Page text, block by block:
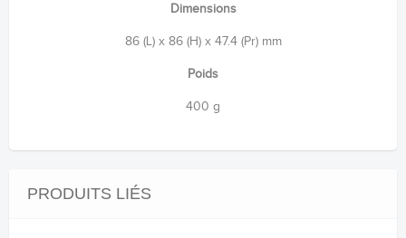
Dimensions
86 (L) x 86 (H) x 47.4 (Pr) mm
Poids
400 g
PRODUITS LIÉS